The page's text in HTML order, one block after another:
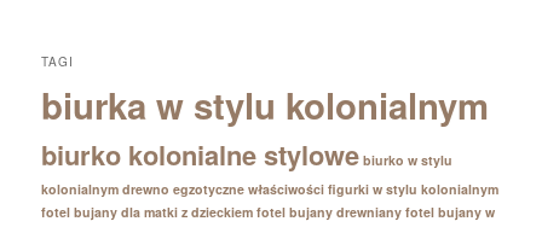
TAGI
biurka w stylu kolonialnym
biurko kolonialne stylowe biurko w stylu
kolonialnym drewno egzotyczne właściwości figurki w stylu kolonialnym
fotel bujany dla matki z dzieckiem fotel bujany drewniany fotel bujany w